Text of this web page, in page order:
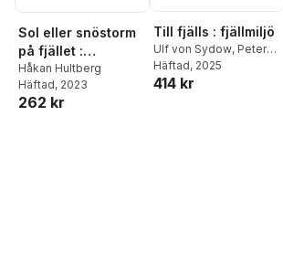
Sol eller snöstorm
på fjället :
väderbok för
fjällfolk
Håkan Hultberg
Häftad, 2023
262 kr
Till fjälls : fjällmiljö
Ulf von Sydow, Peter
Fredman,Nina Kirchner
Anna Skarin
Häftad, 2025
414 kr